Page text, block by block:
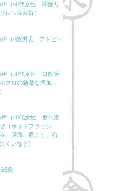
声（60代女性 関節リ
レン症候群）
声（0歳男児 アトピー
声（50代女性 口腔扁
ロの急激な増加、
声（40代女性 更年期
（ホットフラッシ
、腰痛、肩こり、右
くいなど）
鍼灸